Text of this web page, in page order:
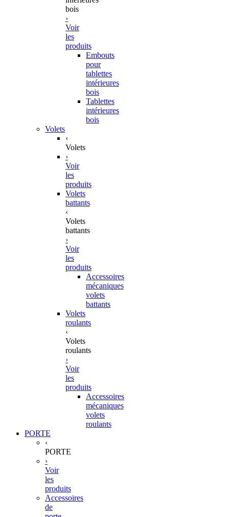
bois
›
Voir
les
produits
Embouts
pour
tablettes
intérieures
bois
Tablettes
intérieures
bois
Volets
‹
Volets
›
Voir
les
produits
Volets
battants
‹
Volets
battants
›
Voir
les
produits
Accessoires
mécaniques
volets
battants
Volets
roulants
‹
Volets
roulants
›
Voir
les
produits
Accessoires
mécaniques
volets
roulants
PORTE
‹
PORTE
›
Voir
les
produits
Accessoires
de